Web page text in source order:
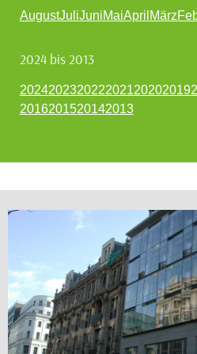
AugustJuliJuniMaiApril März
2024 bis 2013
202420232022202120202019
2016201520142013